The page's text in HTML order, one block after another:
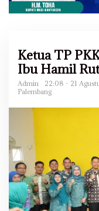
Ketua TP
Ibu Hamil
Admin
22:08 - 21
Palembang